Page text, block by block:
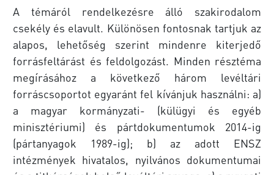
A témáról rendelkezésre álló szakirodalom
csekély és elavult. Különösen fontosnak tartjuk az
alapos, lehetőség szerint mindenre kiterjedő
forrásfeltárást és feldolgozást. Minden résztéma
megírásához a következő három levéltári
forráscsoportot egyaránt fel kívánjuk használni: a)
a magyar kormányzati- (külügyi és egyéb
minisztériumi) és pártdokumentumok 2014-ig
(pártanyagok 1989-ig); b) az adott ENSZ
intézmények hivatalos, nyilvános dokumentumai